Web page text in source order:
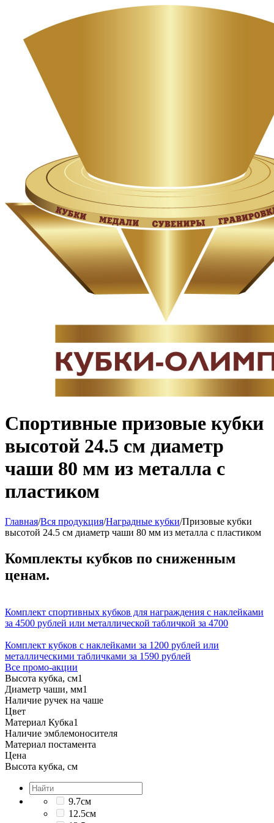
Спортивные призовые кубки
высотой 24.5 см диаметр
чаши 80 мм из металла с
пластиком
Главная/Вся продукция/Наградные кубки/Призовые кубки
высотой 24.5 см диаметр чаши 80 мм из металла с пластиком
Комплекты кубков по сниженным
ценам.
Комплект спортивных кубков для награждения с наклейками
за 4500 рублей или металлической табличкой за 4700
Комплект кубков с наклейками за 1200 рублей или
металлическими табличками за 1590 рублей
Все промо-акции
Высота кубка, см1
Диаметр чаши, мм1
Наличие ручек на чаше
Цвет
Материал Кубка1
Наличие эмблемоносителя
Материал постамента
Цена
Высота кубка, см
9.7см
12.5см